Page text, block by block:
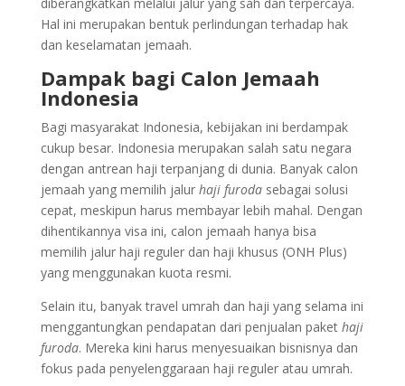
Hal ini merupakan bentuk perlindungan terhadap hak
dan keselamatan jemaah.
Dampak bagi Calon Jemaah
Indonesia
Bagi masyarakat Indonesia, kebijakan ini berdampak
cukup besar. Indonesia merupakan salah satu negara
dengan antrean haji terpanjang di dunia. Banyak calon
jemaah yang memilih jalur haji furodasebagai solusi
cepat, meskipun harus membayar lebih mahal. Dengan
dihentikannya visa ini, calon jemaah hanya bisa
memilih jalur haji reguler dan haji khusus (ONH Plus)
yang menggunakan kuota resmi.
Selain itu, banyak travel umrah dan haji yang selama ini
menggantungkan pendapatan dari penjualan paket haji
furoda. Mereka kini harus menyesuaikan bisnisnya dan
fokus pada penyelenggaraan haji reguler atau umrah.